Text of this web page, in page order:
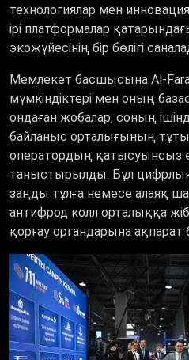
технологиялар мен
ірі платформалар
экожүйесінің бір бөлігі
Мемлекет басшысына Al-
мүмкіндіктері мен оның
ондаған жобалар, соның
байланыс орталығының
оператордың қатысуынсыз
таныстырылды. Бұл
заңды тұлға немесе алаяқ
антифрод колл орталыққа
қорғау органдарына ақпарат